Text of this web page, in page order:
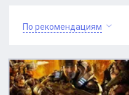
По рекомендациям